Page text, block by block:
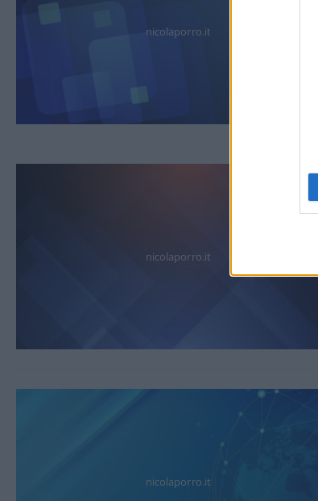
nicolaporro.it
nicolaporro.it
nicolaporro.it